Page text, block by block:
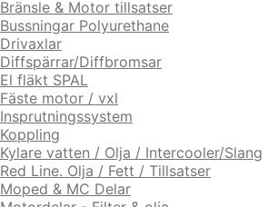
Bränsle & Motor tillsatser
Bussningar Polyurethane
Drivaxlar
Diffspärrar/Diffbromsar
El fläkt SPAL
Fäste motor / vxl
Insprutningssystem
Koppling
Kylare vatten / Olja / Intercooler/Slang
Red Line. Olja / Fett / Tillsatser
Moped & MC Delar